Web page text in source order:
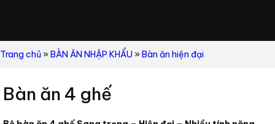
Trang chủ » BÀN ĂN NHẬP KHẨU » Bàn ăn hiện đại
Bàn ăn 4 ghế